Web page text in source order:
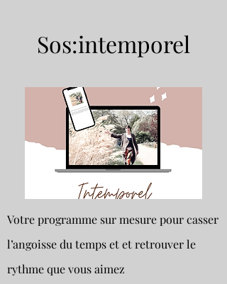
Sos:intemporel
Votre programme sur mesure pour casser
l’angoisse du temps et et retrouver le
rythme que vous aimez